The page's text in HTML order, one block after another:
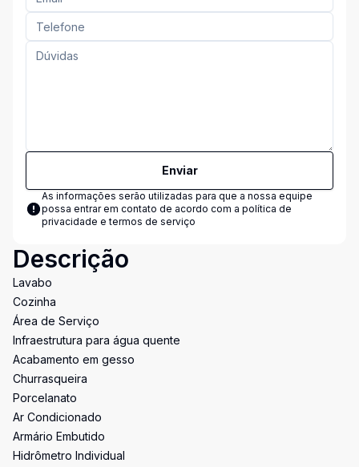
Enviar
As informações serão utilizadas para que a nossa equipe
possa entrar em contato de acordo com a política de
privacidade e termos de serviço
Descrição
Lavabo
Cozinha
Área de Serviço
Infraestrutura para água quente
Acabamento em gesso
Churrasqueira
Porcelanato
Ar Condicionado
Armário Embutido
Hidrômetro Individual